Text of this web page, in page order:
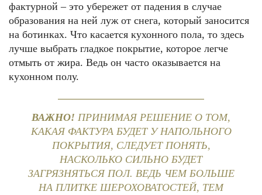
фактурной – это убережет от падения в случае
образования на ней луж от снега, который заносится
на ботинках. Что касается кухонного пола, то здесь
лучше выбрать гладкое покрытие, которое легче
отмыть от жира. Ведь он часто оказывается на
кухонном полу.
ВАЖНО! ПРИНИМАЯ РЕШЕНИЕ О ТОМ,
КАКАЯ ФАКТУРА БУДЕТ У НАПОЛЬНОГО
ПОКРЫТИЯ, СЛЕДУЕТ ПОНЯТЬ,
НАСКОЛЬКО СИЛЬНО БУДЕТ
ЗАГРЯЗНЯТЬСЯ ПОЛ. ВЕДЬ ЧЕМ БОЛЬШЕ
НА ПЛИТКЕ ШЕРОХОВАТОСТЕЙ, ТЕМ